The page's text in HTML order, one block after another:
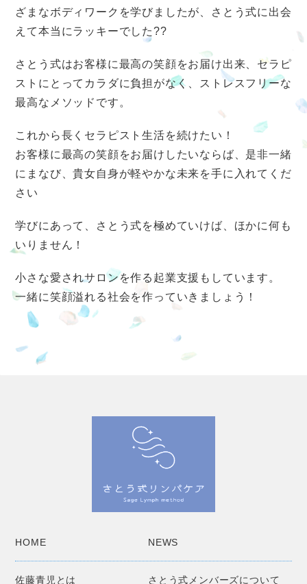
ざまなボディワークを学びましたが、さとう式に出会
えて本当にラッキーでした??
さとう式はお客様に最高の笑顔をお届け出来、セラピ
ストにとってカラダに負担がなく、ストレスフリーな
最高なメソッドです。
これから長くセラピスト生活を続けたい！
お客様に最高の笑顔をお届けしたいならば、是非一緒
にまなび、貴女自身が軽やかな未来を手に入れてくだ
さい
学びにあって、さとう式を極めていけば、ほかに何も
いりません！
小さな愛されサロンを作る起業支援もしています。
一緒に笑顔溢れる社会を作っていきましょう！
HOME NEWS
佐藤青児とは さとう式メンバーズについて